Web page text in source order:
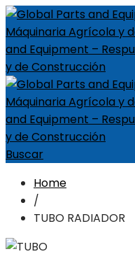
Buscar
Home
/
TUBO RADIADOR